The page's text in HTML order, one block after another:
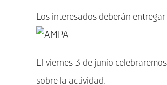
Los interesados deberán entregar
El viernes 3 de junio
sobre la actividad.